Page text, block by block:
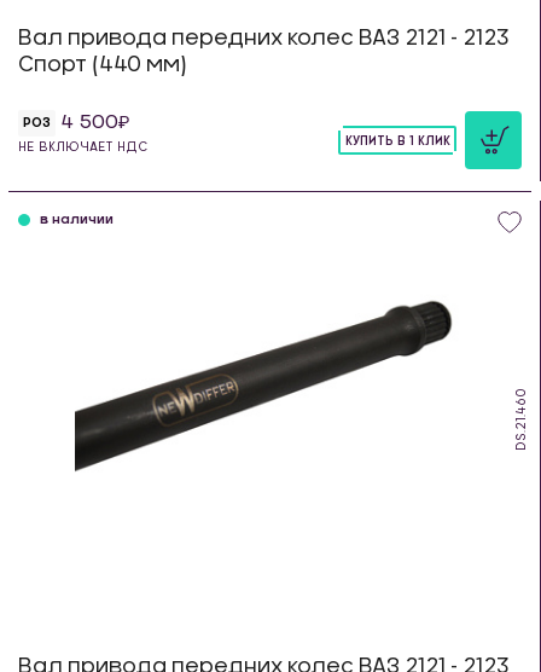
Вал привода передних колес ВАЗ 2121 - 2123
Спорт (440 мм)
РОЗ 4 500
НЕ ВКЛЮЧАЕТ НДС
КУПИТЬ В 1 КЛИК
DS.21.460
в наличии
Вал привода передних колес ВАЗ 2121 - 2123